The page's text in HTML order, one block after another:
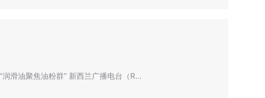
滑油聚焦油粉群” 新西兰广播电台（R…